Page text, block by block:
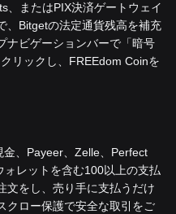
、またはPIX決済ゲートウェイ
、Bitgetの法定通貨残高を補充
ナビゲーションバーで「暗号
リックし、FREEdom Coinを
金、Payeer、Zelle、Perfect
レットを含む100以上の支払
文をし、売り手に支払うだけ
クロー保護で安全な取引をご